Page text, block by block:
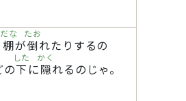
な
が倒
たお
れたりするの
の下
した
に 隠
かく
れるのじゃ。